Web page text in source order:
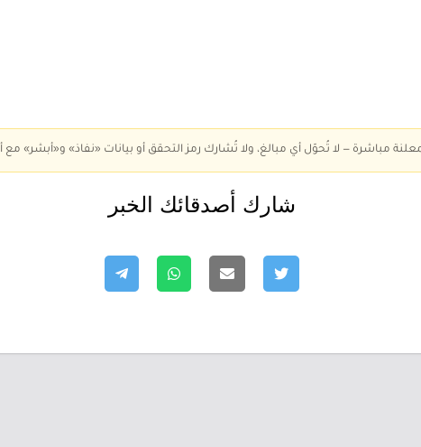
مباشرة — لا تُحوّل أي مبالغ، ولا تُشارك رمز التحقق أو بيانات «نفاذ» و«أبشر» مع
شارك أصدقائك الخبر